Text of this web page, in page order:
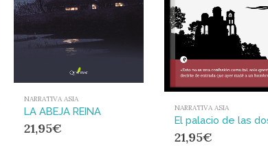
NARRATIVA ASIA
LA ABEJA REINA
21,95€
NARRATIVA ASIA
21,95€